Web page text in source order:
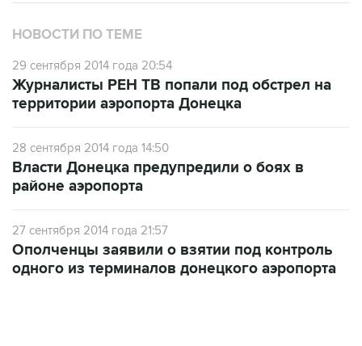
29 сентября 2014 года 20:54
территории аэропорта Донецка
28 сентября 2014 года 14:50
районе аэропорта
27 сентября 2014 года 21:57
одного из терминалов донецкого аэропорта